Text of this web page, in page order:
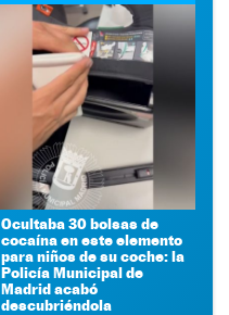
Ocultaba 30 bolsas de
cocaína en este elemento
para niños de su coche: la
Policía Municipal de
Madrid acabó
descubriéndola